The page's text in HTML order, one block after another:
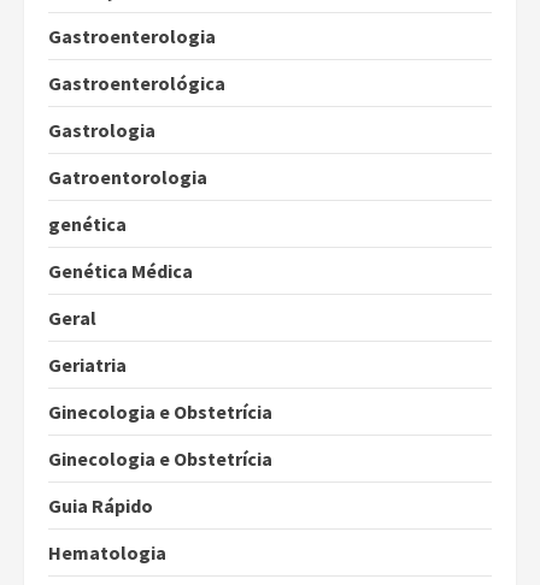
Gastroenterologia
Gastroenterológica
Gastrologia
Gatroentorologia
genética
Genética Médica
Geral
Geriatria
Ginecologia e Obstetrícia
Ginecologia e Obstetrícia
Guia Rápido
Hematologia